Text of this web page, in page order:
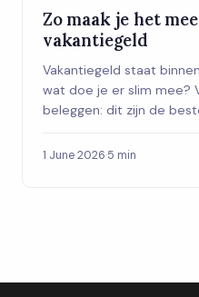
Zo maak je het
vakantiegeld
Vakantiegeld staat
wat doe je er slim mee?
beleggen: dit zijn de
1 June 2026·5 min